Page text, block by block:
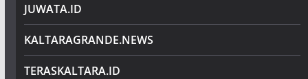
JUWATA.ID
KALTARAGRANDE.NEWS
TERASKALTARA.ID